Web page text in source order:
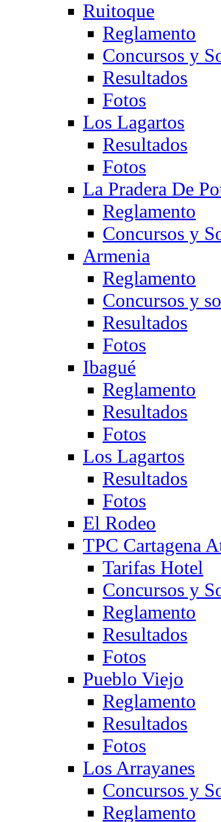
Ruitoque
Reglamento
Concursos y
Resultados
Fotos
Los Lagartos
Resultados
Fotos
La Pradera De
Reglamento
Concursos y
Armenia
Reglamento
Concursos y
Resultados
Fotos
Ibagué
Reglamento
Resultados
Fotos
Los Lagartos
Resultados
Fotos
El Rodeo
TPC Cartagena
Tarifas Hotel
Concursos y
Reglamento
Resultados
Fotos
Pueblo Viejo
Reglamento
Resultados
Fotos
Los Arrayanes
Concursos y
Reglamento